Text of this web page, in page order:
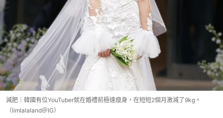
減肥｜韓國有位YouTuber就在婚禮前極速瘦身，在短短2個月激減了9kg。
（limlalaland＠IG）